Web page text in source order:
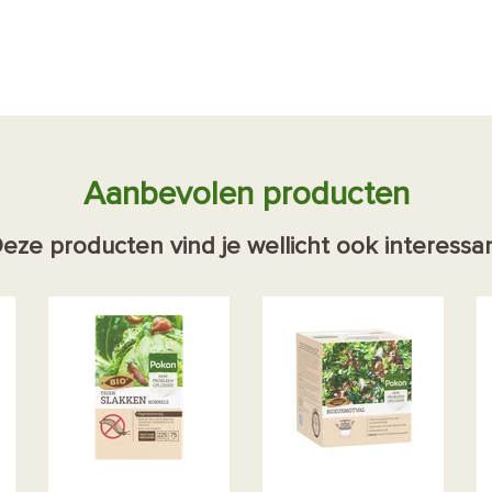
Aanbevolen producten
producten vind je wellicht ook